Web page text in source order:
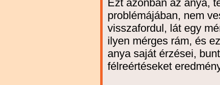
Ezt azonban az anya,
problémájában, nem
visszafordul, lát egy
ilyen mérges rám, és
anya saját érzései,
félreértéseket